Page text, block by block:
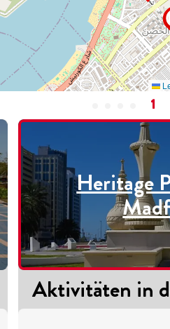
1
Heritage
Aktivitäten in